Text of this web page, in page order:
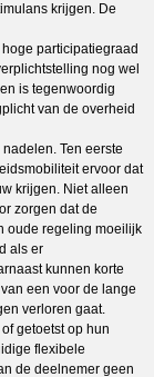
krijgen. De
participatiegraad
nog wel
is tegenwoordig
van de overheid
Ten eerste
ervoor dat
krijgen. Niet alleen
zorgen dat de
oude regeling moeilijk
als er
kunnen korte
een voor de lange
verloren gaat.
getoetst op hun
flexibele
de deelnemer geen